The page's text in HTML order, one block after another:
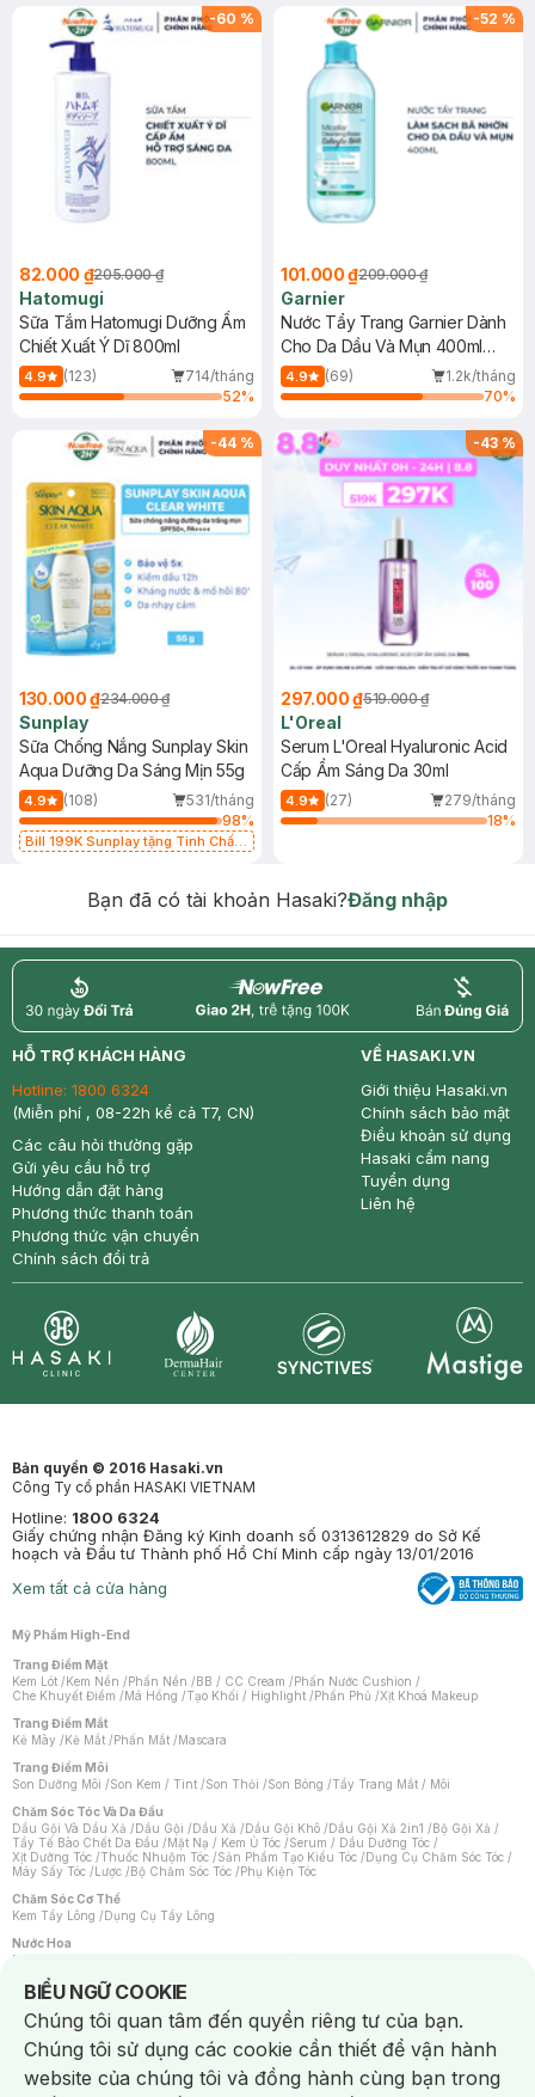
(SL có hạn)
-60 %
82.000 ₫205.000 ₫
Hatomugi
Sữa Tắm Hatomugi Dưỡng Ẩm
Chiết Xuất Ý Dĩ 800ml
4.9 (123)
714/tháng
52%
-52 %
101.000 ₫209.000 ₫
Garnier
Nước Tẩy Trang Garnier Dành
Cho Da Dầu Và Mụn 400ml
(Mới)
4.9 (69)
1.2k/tháng
70%
-44 %
130.000 ₫234.000 ₫
Sunplay
Sữa Chống Nắng Sunplay Skin
Aqua Dưỡng Da Sáng Mịn 55g
4.9 (108)
531/tháng
98%
Bill 199K Sunplay tặng Tinh Chất
-43%
297.000 ₫519.000 ₫
L'Oreal
Serum L'Oreal Hyaluronic Acid
Cấp Ẩm Sáng Da 30ml
4.9 (27)
279/tháng
18%
Bạn đã có tài khoản Hasaki?Đăng nhập
return nowfree price
HỖ TRỢ KHÁCH HÀNG
Hotline: 1800 6324
(Miễn phí , 08-22h kể cả T7, CN)
Các câu hỏi thường gặp
Gửi yêu cầu hỗ trợ
Hướng dẫn đặt hàng
Phương thức thanh toán
Phương thức vận chuyển
Chính sách đổi trả
VỀ HASAKI.VN
Giới thiệu Hasaki.vn
Chính sách bảo mật
Điều khoản sử dụng
Hasaki cẩm nang
Tuyển dụng
Liên hệ
Bản quyền © 2016 Hasaki.vn
Công Ty cổ phần HASAKI VIETNAM
Hotline: 1800 6324
Giấy chứng nhận Đăng ký Kinh doanh số 0313612829 do Sở Kế
hoạch và Đầu tư Thành phố Hồ Chí Minh cấp ngày 13/01/2016
Xem tất cả cửa hàng
Mỹ Phẩm High-End
Trang Điểm Mặt
Kem Lót /Kem Nền /Phấn Nền /BB / CC Cream /Phấn Nước Cushion /
Che Khuyết Điểm /Má Hồng /Tạo Khối / Highlight /Phấn Phủ /Xịt Khoá Makeup
Trang Điểm Mắt
Kẻ Mày /Kẻ Mắt /Phấn Mắt /Mascara
Trang Điểm Môi
Son Dưỡng Môi /Son Kem / Tint /Son Thỏi /Son Bóng /Tẩy Trang Mắt / Môi
Chăm Sóc Tóc Và Da Đầu
Dầu Gội Và Dầu Xả /Dầu Gội /Dầu Xả /Dầu Gội Khô /Dầu Gội Xả 2in1 /Bộ Gội Xả /
Tẩy Tế Bào Chết Da Đầu /Mặt Nạ / Kem Ủ Tóc /Serum / Dầu Dưỡng Tóc /
Xịt Dưỡng Tóc /Thuốc Nhuộm Tóc /Sản Phẩm Tạo Kiểu Tóc /Dụng Cụ Chăm Sóc Tóc /
Máy Sấy Tóc /Lược /Bộ Chăm Sóc Tóc /Phụ Kiện Tóc
Chăm Sóc Cơ Thể
Kem Tẩy Lông /Dụng Cụ Tẩy Lông
Nước Hoa
Nước Hoa Nữ
Chăm Sóc Cá Nhân
Chống Muỗi /Khẩu Trang /Máy Massage/Mặt Nạ Xông Hơi /Nước Rửa Tay/
Sản Phẩm Chăm Sóc Khác /Bàn Chải Đánh Răng /Bàn Chải Điện/
Hỗ Trợ Trắng Răng/Kem Đánh Răng /Máy Tăm Nước/ Nước Súc Miệng/
Tăm / Chỉ Nha Khoa/ Xịt Thơm Miệng / Dung Dịch Vệ Sinh/Dưỡng Vùng Kín/
Khăn Ướt Vệ Sinh Vùng Kín/Băng Vệ Sinh/Tampon/Bọt Cạo Râu /Dao Cạo Râu/
Máy Cạo Râu
BIỂU NGỮ COOKIE
Notice about cookies usage
Chúng tôi quan tâm đến quyền riêng tư của bạn.
Chúng tôi sử dụng các cookie cần thiết để vận hành
website của chúng tôi và đồng hành cùng bạn trong